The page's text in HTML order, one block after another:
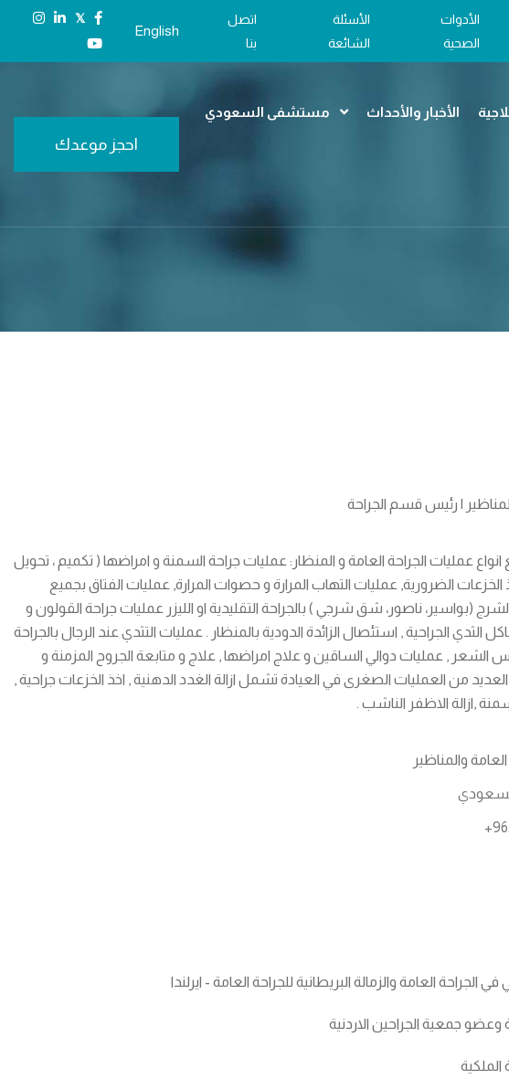
الأدوات
الصحية
الأسئلة
الشائعة
اتصل
بنا
English
𝕏
الأخبار والأحداث مستشفى السعودي
احجز موعدك
| رئيس قسم الجراحة
عمليات الجراحة العامة و المنظار: عمليات جراحة السمنة و امراضها ( تكميم ، تحويل
الضرورية, عمليات التهاب المرارة و حصوات المرارة, عمليات الفتاق بجميع
الشرج (بواسير، ناصور، شق شرجي ) بالجراحة التقليدية او الليزر عمليات جراحة القولون و
الثدي الجراحية , استئصال الزائدة الدودية بالمنظار . عمليات التثدي عند الرجال بالجراحة
, عمليات دوالي الساقين و علاج امراضها , علاج و متابعة الجروح المزمنة و
من العمليات الصغرى في العيادة تشمل ازالة الغدد الدهنية , اخذ الخزعات جراحية ,
,ازالة الاظفر الناشب .
والمناظير
العامة والزمالة البريطانية للجراحة العامة - ايرلندا
وعضو جمعية الجراحين الاردنية